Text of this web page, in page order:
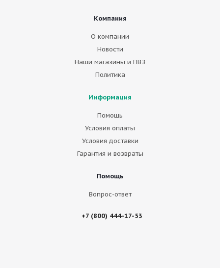
Компания
О компании
Новости
Наши магазины и ПВЗ
Политика
Информация
Помощь
Условия оплаты
Условия доставки
Гарантия и возвраты
Помощь
Вопрос-ответ
+7 (800) 444-17-53